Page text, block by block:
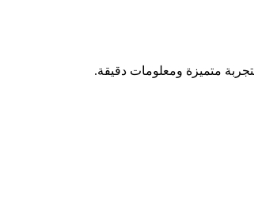
متميزة ومعلومات دقيقة.